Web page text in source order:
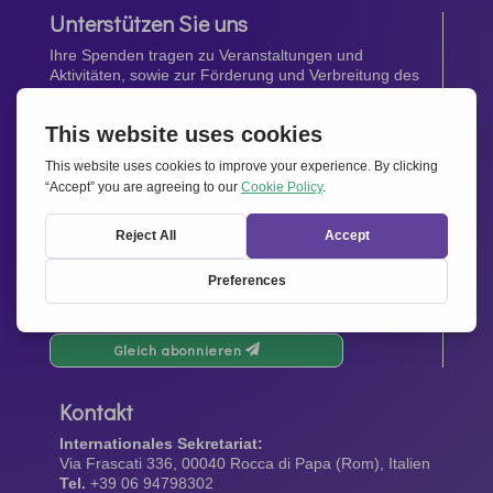
Unterstützen Sie uns
Ihre Spenden tragen zu Veranstaltungen und
Aktivitäten, sowie zur Förderung und Verbreitung des
Newsletter
Infos aus unserem Netzwerk.
Gleich abonnieren
Kontakt
Internationales Sekretariat:
Via Frascati 336, 00040 Rocca di Papa (Rom), Italien
Tel. +39 06 94798302